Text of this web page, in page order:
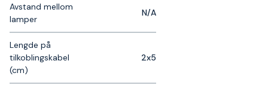
Avstand mellom
lamper
N/A
Lengde på
tilkoblingskabel
(cm)
2x5